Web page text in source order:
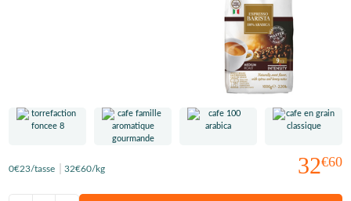
32€60
0€23/tasse 32€60/kg